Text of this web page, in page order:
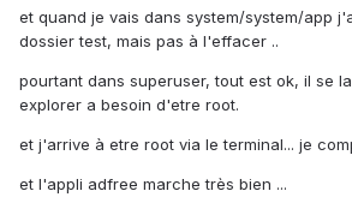
et quand je vais dans system/system/app
dossier test, mais pas à l'effacer ..
pourtant dans superuser, tout est ok, il se
explorer a besoin d'etre root.
et j'arrive à etre root via le terminal... je
et l'appli adfree marche très bien ...